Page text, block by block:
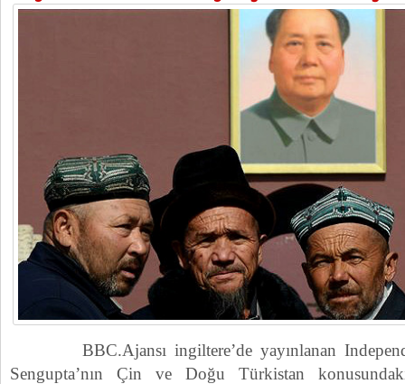
BBC.Ajansı ingiltere’de yayınlanan
Sengupta’nın Çin ve Doğu Türkistan